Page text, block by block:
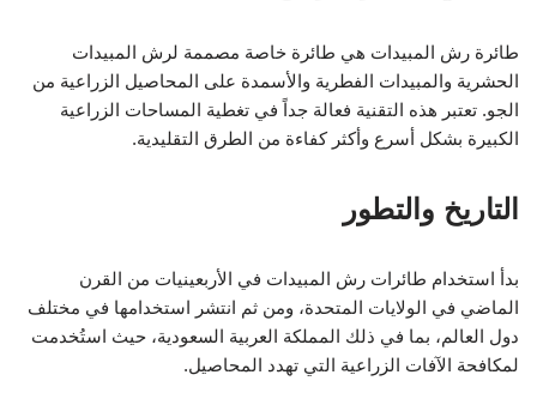
طائرة رش المبيدات هي طائرة خاصة مصممة لرش المبيدات
الحشرية والمبيدات الفطرية والأسمدة على المحاصيل الزراعية من
الجو. تعتبر هذه التقنية فعالة جداً في تغطية المساحات الزراعية
الكبيرة بشكل أسرع وأكثر كفاءة من الطرق التقليدية.
التاريخ والتطور
بدأ استخدام طائرات رش المبيدات في الأربعينيات من القرن
الماضي في الولايات المتحدة، ومن ثم انتشر استخدامها في مختلف
دول العالم، بما في ذلك المملكة العربية السعودية، حيث استُخدمت
لمكافحة الآفات الزراعية التي تهدد المحاصيل.